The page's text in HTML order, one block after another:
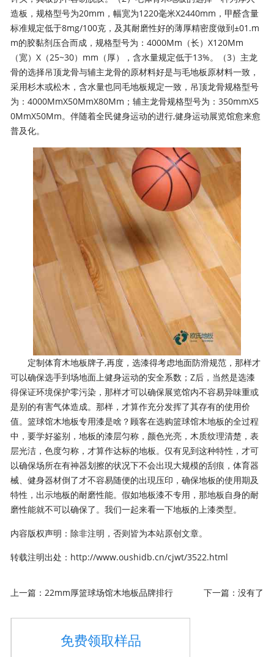
造板，规格型号为20mm，幅宽为1220毫米X2440mm，甲醛含量
标准规定低于8mg/100克，及其耐磨性好的薄厚精密度做到±01.m
m的胶黏剂压合而成，规格型号为：4000Mm（长）X120Mm
（宽）X（25~30）mm（厚），含水量规定低于13%。（3）主龙
骨的选择吊顶龙骨与辅主龙骨的原材料好是与毛地板原材料一致，
采用杉木或松木，含水量也同毛地板规定一致，吊顶龙骨规格型号
为：4000MmX50MmX80Mm；辅主龙骨规格型号为：350mmX5
0MmX50Mm。伴随着全民健身运动的进行,健身运动展览馆愈来愈
普及化。
定制体育木地板牌子,再度，选漆得考虑地面防滑规范，那样才
可以确保选手到场地面上健身运动的安全系数；Z后，当然是选漆
得保证环境保护零污染，那样才可以确保展览馆内不容易异味重或
是别的有害气体造成。那样，才算作充分发挥了其存有的使用价
值。篮球馆木地板专用漆是啥？顾客在选购篮球馆木地板的全过程
中，要学好鉴别，地板的漆层匀称，颜色光亮，木质纹理清楚，表
层光洁，色度匀称，才算作达标的地板。仅有见到这种特性，才可
以确保场所在有神器划擦的状况下不会出現大规模的刮痕，体育器
械、健身器材倒了才不容易随便的出現压印，确保地板的使用期及
特性，出示地板的耐磨性能。假如地板漆不专用，那地板自身的耐
磨性能就不可以确保了。我们一起来看一下地板的上漆类型。
内容版权声明：除非注明，否则皆为本站原创文章。
转载注明出处： http://www.oushidb.cn/cjwt/3522.html
上一篇：22mm厚篮球场馆木地板品牌排行 下一篇：没有了
免费领取样品